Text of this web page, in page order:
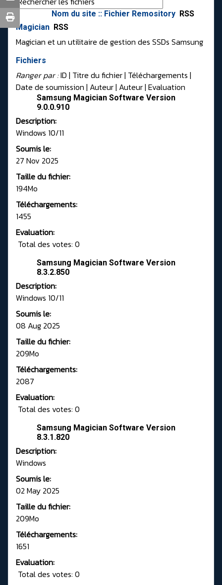
Nom du site :: Fichier Remository RSS
Magician RSS
Magician et un utilitaire de gestion des SSDs Samsung
Fichiers
Ranger par :ID | Titre du fichier | Téléchargements |
Date de soumission | Auteur| Auteur| Evaluation
Samsung Magician Software Version
9.0.0.910
Description:
Windows 10/11
Soumis le:
27 Nov 2025
Taille du fichier:
194Mo
Téléchargements:
1455
Evaluation:
Total des votes: 0
Samsung Magician Software Version
8.3.2.850
Description:
Windows 10/11
Soumis le:
08 Aug 2025
Taille du fichier:
209Mo
Téléchargements:
2087
Evaluation:
Total des votes: 0
Samsung Magician Software Version
8.3.1.820
Description:
Windows
Soumis le:
02 May 2025
Taille du fichier:
209Mo
Téléchargements:
1651
Evaluation:
Total des votes: 0